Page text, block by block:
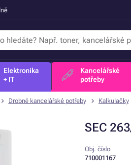
Elektronika
+ IT
Kancelářské
potřeby
Drobné kancelářské potřeby Kalkulačky
SEC
Obj. číslo
710001167